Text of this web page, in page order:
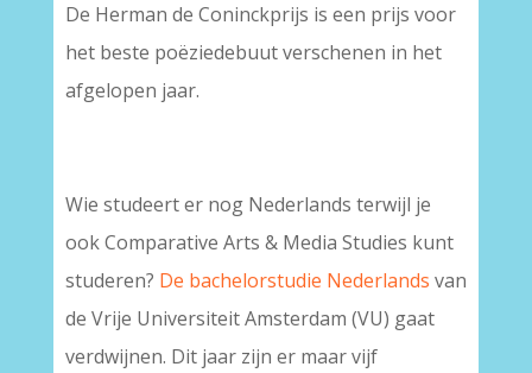
De Herman de Coninckprijs is een prijs voor
het beste poëziedebuut verschenen in het
afgelopen jaar.
Wie studeert er nog Nederlands terwijl je
ook Comparative Arts & Media Studies kunt
studeren? De bachelorstudie Nederlands van
de Vrije Universiteit Amsterdam (VU) gaat
verdwijnen. Dit jaar zijn er maar vijf